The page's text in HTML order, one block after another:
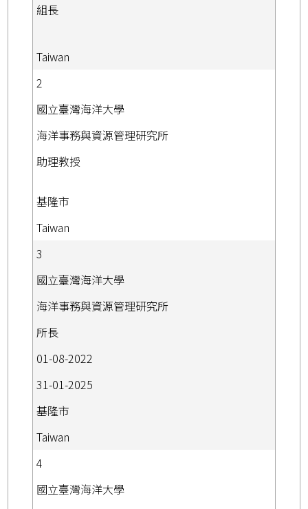
組長
Taiwan
2
國立臺灣海洋大學
海洋事務與資源管理研究所
助理教授
基隆市
Taiwan
3
國立臺灣海洋大學
海洋事務與資源管理研究所
所長
01-08-2022
31-01-2025
基隆市
Taiwan
4
國立臺灣海洋大學